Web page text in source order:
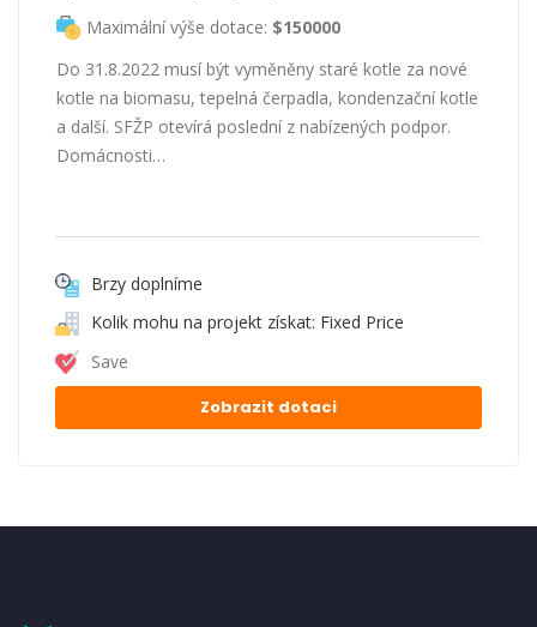
Maximální výše dotace: $150000
Do 31.8.2022 musí být vyměněny staré kotle za nové
kotle na biomasu, tepelná čerpadla, kondenzační kotle
a další. SFŽP otevírá poslední z nabízených podpor.
Domácnosti…
Brzy doplníme
Kolik mohu na projekt získat: Fixed Price
Save
Zobrazit dotaci